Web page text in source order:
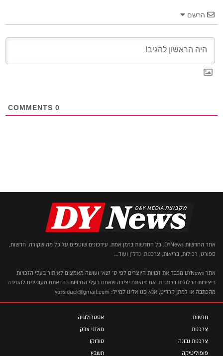
הרשם
0
אתר החדשות DYNews. כל החדשות בזמן אמת. עידכונים שוטפים על כל מה שקורה. חדשות,
ספורט, רכילות, בריאות, צרכנות, נדל"ן ועוד...
אתר DYNews מכבד את זכויות היוצרים לפי ס' 27א' ועושה מאמצים לאיתור בעלי הזכויות
ביצירות הכלולות בכתבות. אם זיהיתם יצירה שאתם בעלי הזכויות בה ואתם מעוניינים להסירה
מהכתבה או למתן קרדיט, אנא פנו אלינו למייל: yossiduek@gmail.com
חדשות
צרכנות
צרכנות נבונה
פופוליטיקה
אסטרולוגיה
מאזני צדק
סודוקו
תשבץ